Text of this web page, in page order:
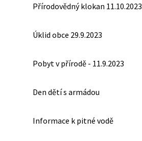
Přírodovědný klokan 11.10.2023
Úklid obce 29.9.2023
Pobyt v přírodě - 11.9.2023
Den dětí s armádou
Informace k pitné vodě